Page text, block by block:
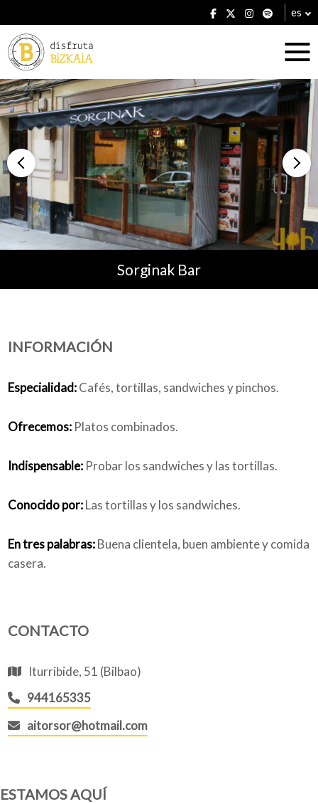
es
Alojamientos
Restaurantes
Planes
Sorginak Bar
INFORMACIÓN
Especialidad:Cafés, tortillas, sandwiches y pinchos.
Ofrecemos: Platos combinados.
Indispensable: Probar los sandwiches y las tortillas.
Conocido por:Las tortillas y los sandwiches.
En tres palabras:Buena clientela, buen ambiente y comida
casera.
CONTACTO
Iturribide, 51 (Bilbao)
944165335
aitorsor@hotmail.com
ESTAMOS AQUÍ